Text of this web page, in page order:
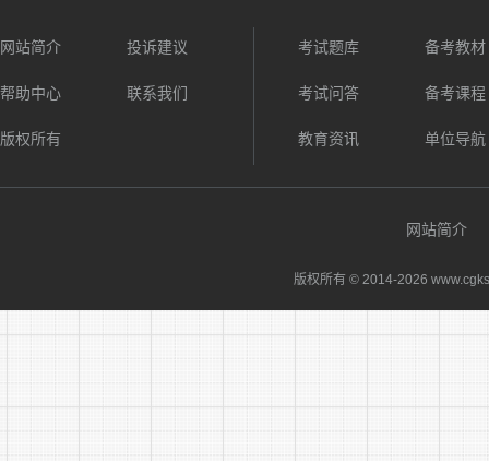
网站简介 投诉建议
帮助中心 联系我们
版权所有
考试题库 备考教材
考试问答 备考课程
教育资讯 单位导航
网站简介
版权所有 © 2014-2026